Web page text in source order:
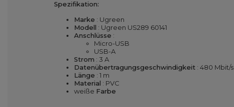
Spezifikation:
Marke : Ugreen
Modell : Ugreen US289 60141
Anschlüsse :
Micro-USB
USB-A
Strom : 3 A
Datenübertragungsgeschwindigkeit : 480 Mbit/s
Länge : 1 m
Material : PVC
weiße Farbe